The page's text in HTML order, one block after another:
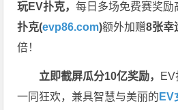
玩EV扑克，每日多场免费赛奖
扑克(evp86.com)额外加赠8张幸
倍！
立即截屏瓜分10亿奖励， EV
一同狂欢，兼具智慧与美丽的 EV